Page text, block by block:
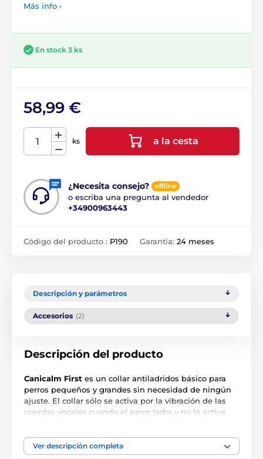
Más info ›
En stock 3 ks
58,99 €
ks a la cesta
¿Necesita consejo? offline
o escriba una pregunta al vendedor
+34900963443
Código del producto : P190 Garantía: 24 meses
Descripción y parámetros
Accesorios (2)
Descripción del producto
Canicalm First es un collar antiladridos básico para
perros pequeños y grandes sin necesidad de ningún
ajuste. El collar sólo se activa por la vibración de las
cuerdas vocales cuando el perro ladra y no lo activa
sonido y de impulso. Canical First aumenta
automáticamente la intensidad de la estimulación en
Ver descripción completa